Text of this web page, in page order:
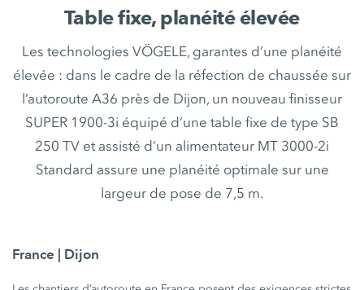
Table fixe, planéité élevée
Les technologies VÖGELE, garantes d’une planéité
élevée : dans le cadre de la réfection de chaussée sur
l’autoroute A36 près de Dijon, un nouveau finisseur
SUPER 1900-3i équipé d’une table fixe de type SB
250 TV et assisté d’un alimentateur MT 3000-2i
Standard assure une planéité optimale sur une
largeur de pose de 7,5 m.
France | Dijon